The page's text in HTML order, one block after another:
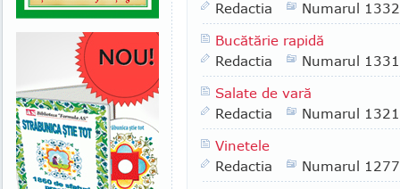
Redactia
Numarul 1332
Bucătărie rapidă
Redactia
Numarul 1331
Salate de vară
Redactia
Numarul 1321
Vinetele
Redactia
Numarul 1277